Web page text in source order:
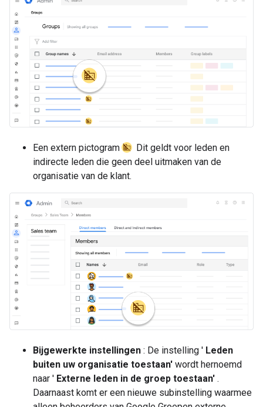
Een extern pictogram
Dit geldt voor leden en
indirecte leden die geen deel uitmaken van de
organisatie van de klant.
Bijgewerkte instellingen : De instelling ' Leden
buiten uw organisatie toestaan' wordt hernoemd
naar ' Externe leden in de groep toestaan' .
Daarnaast komt er een nieuwe subinstelling waarmee